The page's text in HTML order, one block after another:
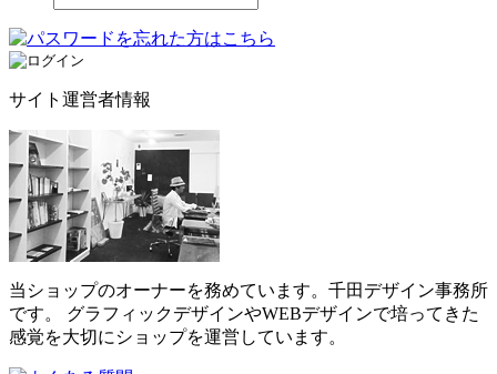
サイト運営者情報
当ショップのオーナーを務めています。千田デザイン事務所
です。 グラフィックデザインやWEBデザインで培ってきた
感覚を大切にショップを運営しています。